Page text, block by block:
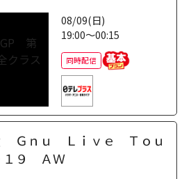
08/09(日)
19:00～00:15
同時配信
Ｇｎｕ Ｌｉｖｅ Ｔｏｕ
９ ＡＷ